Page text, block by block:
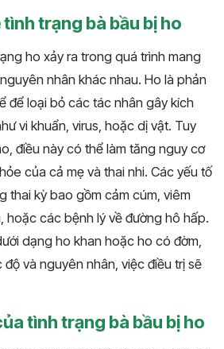
trạng bà bầu bị ho
ho xảy ra trong quá trình mang
nhân khác nhau. Ho là phản
để loại bỏ các tác nhân gây kích
vi khuẩn, virus, hoặc dị vật. Tuy
điều này có thể làm tăng nguy cơ
của cả mẹ và thai nhi. Các yếu tố
thai kỳ bao gồm cảm cúm, viêm
hoặc các bệnh lý về đường hô hấp.
dạng ho khan hoặc ho có đờm,
và nguyên nhân, việc điều trị sẽ
tình trạng bà bầu bị ho